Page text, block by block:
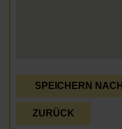
SPEICHERN NACH
ZURÜCK